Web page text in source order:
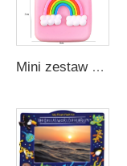
Mini zestaw słuchawkowy dla dziewczynek, futerał na słuchawki, portfelik dziecięcy, uroczy portmonetka z zwierzątkiem, kolorowe silikonowe breloczki z kluczykami, torby dla dzieci